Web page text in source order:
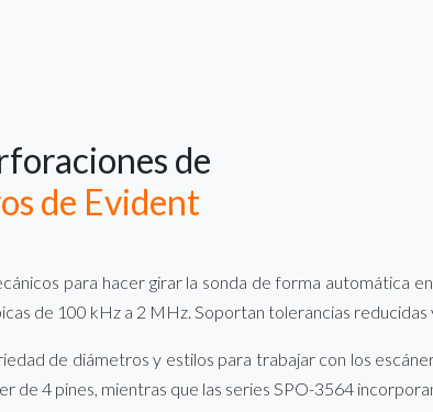
de
de Evident
para hacer girar la sonda de forma automática
de 100 kHz a 2 MHz. Soportan tolerancias reducidas
de diámetros y estilos para trabajar con los
de 4 pines, mientras que las series SPO-3564